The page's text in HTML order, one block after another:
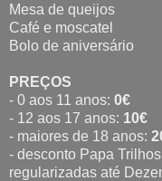
Mesa de queijos
Café e moscatel
Bolo de aniversário
PREÇOS
- 0 aos 11 anos: 0€
- 12 aos 17 anos: 10€
- maiores de 18 anos:
- desconto Papa
regularizadas até